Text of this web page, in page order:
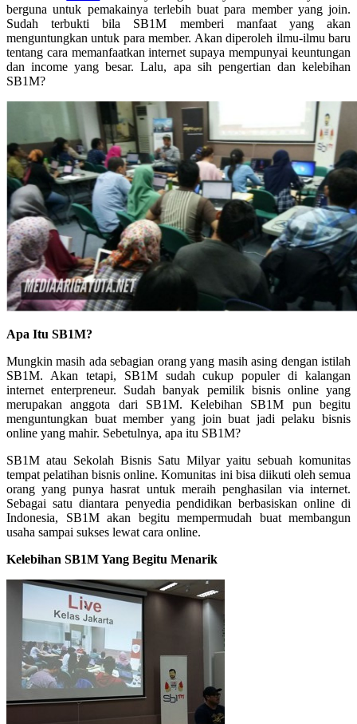
berguna untuk pemakainya terlebih buat para member yang join.
Sudah terbukti bila SB1M memberi manfaat yang akan
menguntungkan untuk para member. Akan diperoleh ilmu-ilmu baru
tentang cara memanfaatkan internet supaya mempunyai keuntungan
dan income yang besar. Lalu, apa sih pengertian dan kelebihan
SB1M?
Apa Itu SB1M?
Mungkin masih ada sebagian orang yang masih asing dengan istilah
SB1M. Akan tetapi, SB1M sudah cukup populer di kalangan
internet enterpreneur. Sudah banyak pemilik bisnis online yang
merupakan anggota dari SB1M. Kelebihan SB1M pun begitu
menguntungkan buat member yang join buat jadi pelaku bisnis
online yang mahir. Sebetulnya, apa itu SB1M?
SB1M atau Sekolah Bisnis Satu Milyar yaitu sebuah komunitas
tempat pelatihan bisnis online. Komunitas ini bisa diikuti oleh semua
orang yang punya hasrat untuk meraih penghasilan via internet.
Sebagai satu diantara penyedia pendidikan berbasiskan online di
Indonesia, SB1M akan begitu mempermudah buat membangun
usaha sampai sukses lewat cara online.
Kelebihan SB1M Yang Begitu Menarik